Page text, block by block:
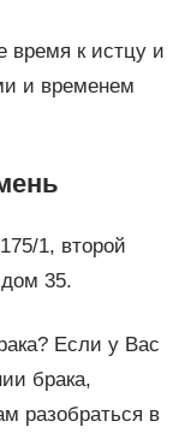
время к истцу и
и временем
1, второй
35.
Если у Вас
брака,
разобраться в